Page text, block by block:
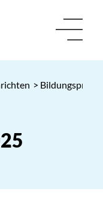
> Bildungspreis